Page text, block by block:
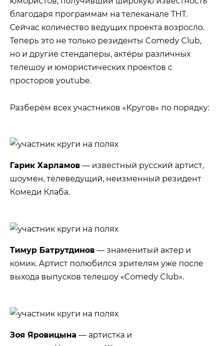
благодаря программам на телеканале ТНТ.
Сейчас количество ведущих проекта возросло.
Теперь это не только резиденты Comedy Club,
но и другие стендаперы, актёры различных
телешоу и юмористических проектов с
просторов youtube.
Разберём всех участников «Кругов» по порядку:
Гарик Харламов — известный русский артист,
шоумен, телеведущий, неизменный резидент
Комеди Клаба.
Тимур Батрутдинов — знаменитый актер и
комик. Артист полюбился зрителям уже после
выхода выпусков телешоу «Comedy Club».
Зоя Яровицына — артистка и